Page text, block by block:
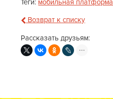
Теги: мобильная платформа
Возврат к списку
Рассказать друзьям: